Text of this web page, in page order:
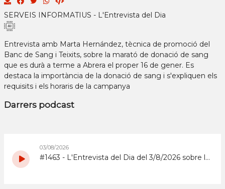
SERVEIS INFORMATIUS - L'Entrevista del Dia
Entrevista amb Marta Hernández, tècnica de promoció del
Banc de Sang i Teixits, sobre la marató de donació de sang
que es durà a terme a Abrera el proper 16 de gener. Es
destaca la importància de la donació de sang i s'expliquen els
requisits i els horaris de la campanya
Darrers podcast
03/08/2026
#1463 - L'Entrevista del Dia del 3/8/2026 sobre la Copa d'Espanya de Superenduro a Abrera